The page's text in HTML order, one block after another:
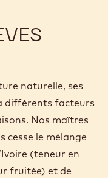
naturelle, ses
différents facteurs
Nos maîtres
cesse le mélange
(teneur en
fruitée) et de